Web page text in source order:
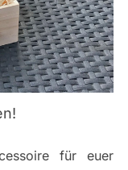
für euer